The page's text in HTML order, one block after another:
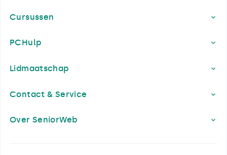
Cursussen
PCHulp
Lidmaatschap
Contact & Service
Over SeniorWeb